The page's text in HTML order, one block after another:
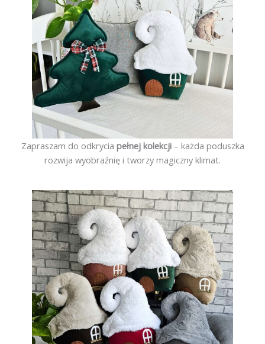
Zapraszam do odkrycia pełnej kolekcji– każda poduszka
rozwija wyobraźnię i tworzy magiczny klimat.